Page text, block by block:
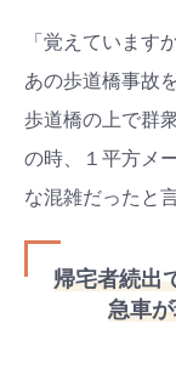
「覚えています
あの歩道橋事故
歩道橋の上で群
の時、１平方メ
な混雑だったと
帰宅者続出
急車